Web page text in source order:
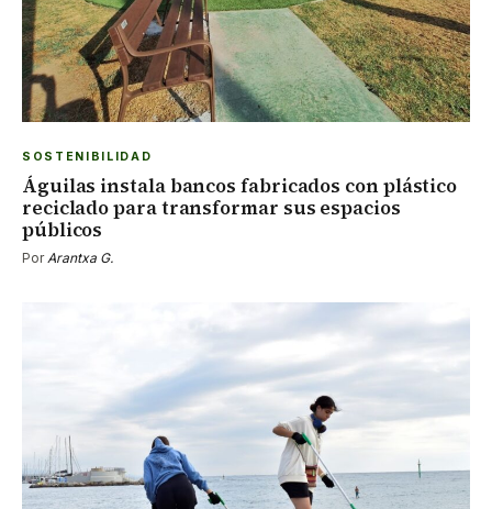
SOSTENIBILIDAD
Águilas instala bancos fabricados con plástico
reciclado para transformar sus espacios
públicos
Por Arantxa G.